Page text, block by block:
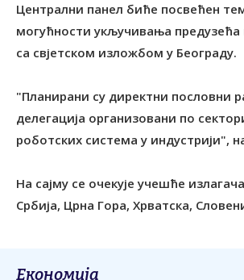
Централни панел биће посвећен
могућности укључивања предузећа
са свјетском изложбом у Београду.
"Планирани су директни пословни
делегација организовани по
роботских система у индустрији",
На сајму се очекује учешће
Србија, Црна Гора, Хрватска,
Економија